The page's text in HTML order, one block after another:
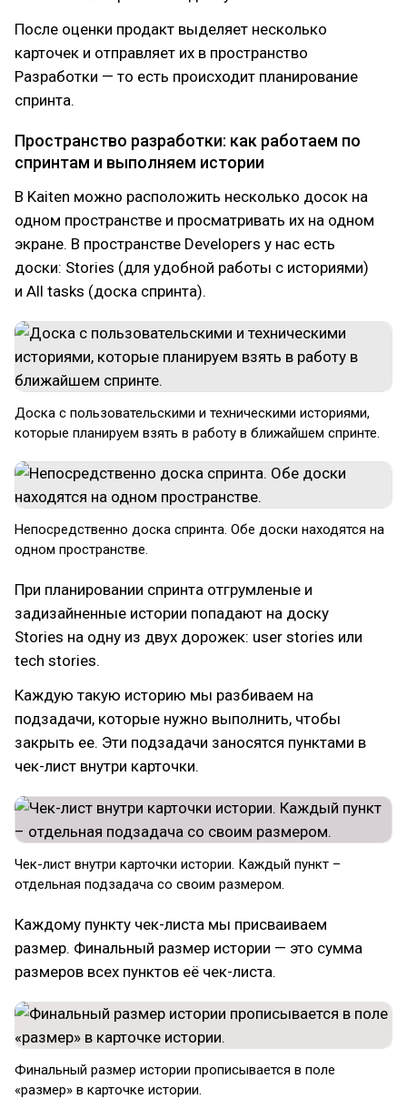
После оценки продакт выделяет несколько
карточек и отправляет их в пространство
Разработки — то есть происходит планирование
спринта.
Пространство разработки: как работаем по
спринтам и выполняем истории
В Kaiten можно расположить несколько досок на
одном пространстве и просматривать их на одном
экране. В пространстве Developers у нас есть
доски: Stories (для удобной работы с историями)
и All tasks (доска спринта).
Доска с пользовательскими и техническими историями,
которые планируем взять в работу в ближайшем спринте.
Непосредственно доска спринта. Обе доски находятся на
одном пространстве.
При планировании спринта отгрумленые и
задизайненные истории попадают на доску
Stories на одну из двух дорожек: user stories или
tech stories.
Каждую такую историю мы разбиваем на
подзадачи, которые нужно выполнить, чтобы
закрыть ее. Эти подзадачи заносятся пунктами в
чек-лист внутри карточки.
Чек-лист внутри карточки истории. Каждый пункт –
отдельная подзадача со своим размером.
Каждому пункту чек-листа мы присваиваем
размер. Финальный размер истории — это сумма
размеров всех пунктов её чек-листа.
Финальный размер истории прописывается в поле
«размер» в карточке истории.